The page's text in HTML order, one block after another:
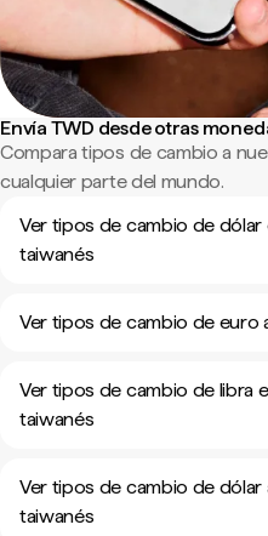
Envía TWD desde otras
Compara tipos de cambio a
cualquier parte del mundo.
Ver tipos de cambio de
taiwanés
Ver tipos de cambio de euro
Ver tipos de cambio de libra
taiwanés
Ver tipos de cambio de dólar
taiwanés